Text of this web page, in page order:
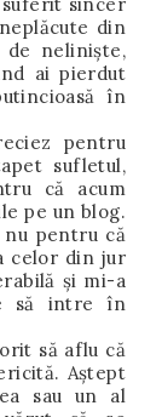
din
de nelinişte,
ai pierdut
în
pentru
sufletul,
că acum
pe un blog.
nu pentru că
celor din jur
şi mi-a
să intre în
să aflu că
Aştept
sau un al